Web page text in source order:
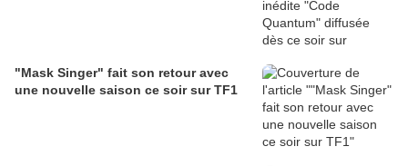
"Mask Singer" fait son retour avec
une nouvelle saison ce soir sur TF1